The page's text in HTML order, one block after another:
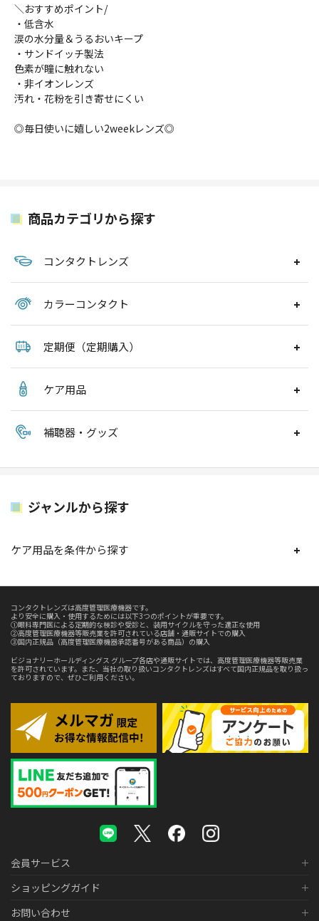
＼おすすめポイント/
・低含水
涙の水分量＆うるおいキープ
・サンドイッチ製法
色素が瞳に触れない
・非イオンレンズ
汚れ・花粉を引き寄せにくい
◎毎日使いに嬉しい2weekレンズ◎
商品カテゴリから探す
コンタクトレンズ
カラーコンタクト
定期便（定期購入）
ケア用品
補聴器・グッズ
ジャンルから探す
ケア用品を条件から探す
コンタクトレンズは高度管理医療機器です。
より安全に購入・使用するためには以下3つのポイントが重要です。
①眼科専門医による定期的な検診や受診と、装用サイクルを守った適正な使用
②高度管理医療機器等販売業を許可されている店舗・通販サイトでの購入
③国内正規品（高度管理医療機器承認番号がある商品）の購入
ビジョナリーホールディングス グループ各店や通販サイトでは、高度管理医療機器等販売業
を許可されています。また、当社の取り扱いコンタクトレンズはすべて国内正規品を取り扱っ
ておりますので、ぜひご利用ください。
会員サービス
ショッピングガイド
お問い合わせ